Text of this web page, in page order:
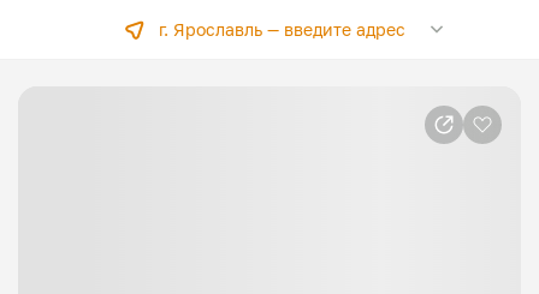
г. Ярославль —введите адрес